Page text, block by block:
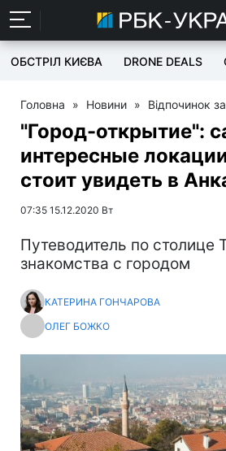
ОБСТРІЛ КИЄВА DRONE DEALS
Головна » Новини » Відпочинок
"Город-открытие":
интересные
стоит увидеть в
07:35 15.12.2020 Вт
Путеводитель по столице
знакомства с городом
КАТЕРИНА ГОНЧАРОВА
ОЛЕГ БОЖКО